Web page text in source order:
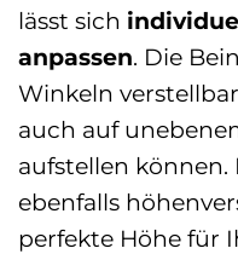
lässt sich
anpassen. Die
Winkeln
auch auf
aufstellen können.
ebenfalls
perfekte Höhe für